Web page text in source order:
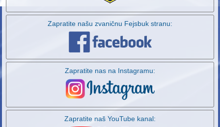
Zapratite našu zvaničnu Fejsbuk stranu:
Zapratite nas na Instagramu:
Zapratite naš YouTube kanal: